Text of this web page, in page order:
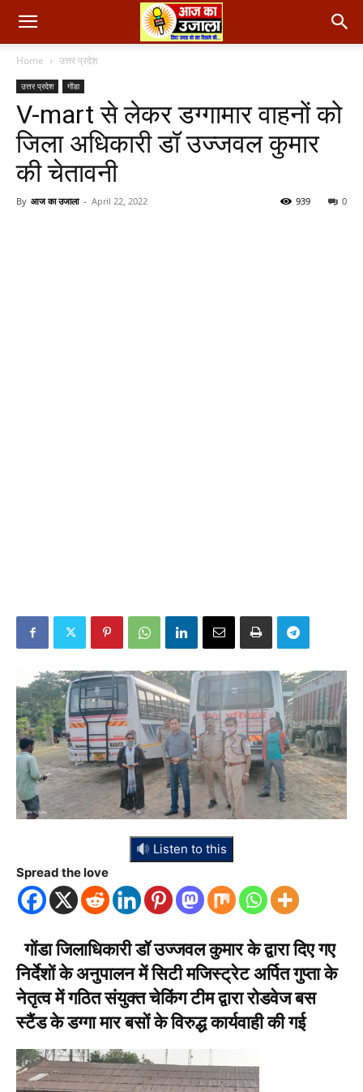
Home उत्तर प्रदेश
उत्तर प्रदेश गोंडा
V-mart से लेकर डग्गामार वाहनों को
जिला अधिकारी डॉ उज्जवल कुमार
की चेतावनी
By आज का उजाला - April 22, 2022 0
939
Listen to this
Spread the love
गोंडा जिलाधिकारी डॉ उज्जवल कुमार के द्वारा दिए गए
निर्देशों के अनुपालन में सिटी मजिस्ट्रेट अर्पित गुप्ता के
नेतृत्व में गठित संयुक्त चेकिंग टीम द्वारा रोडवेज बस
स्टैंड के डग्गा मार बसों के विरुद्ध कार्यवाही की गई